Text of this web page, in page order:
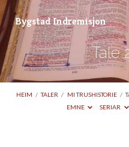
Bygstad Indremisjon
Tale
HEIM / TALER / MI TRUSHISTORIE /
EMNE
SERIAR